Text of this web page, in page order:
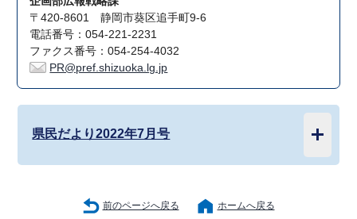
〒420-8601 静岡市葵区追手町9-6
電話番号：054-221-2231
ファクス番号：054-254-4032
PR@pref.shizuoka.lg.jp
県民だより2022年7月号
前のページへ戻る ホームへ戻る